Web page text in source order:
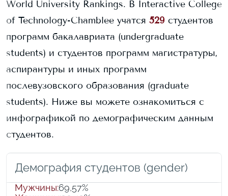
World University Rankings. В Interactive College
of Technology-Chamblee учатся 529 студентов
программ бакалавриата (undergraduate
students) и студентов программ магистратуры,
аспирантуры и иных программ
послевузовского образования (graduate
students). Ниже вы можете ознакомиться с
инфографикой по демографическим данным
студентов.
Демография студентов (gender)
Мужчины:69,57%